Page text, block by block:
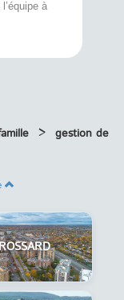
à
>
gestion de